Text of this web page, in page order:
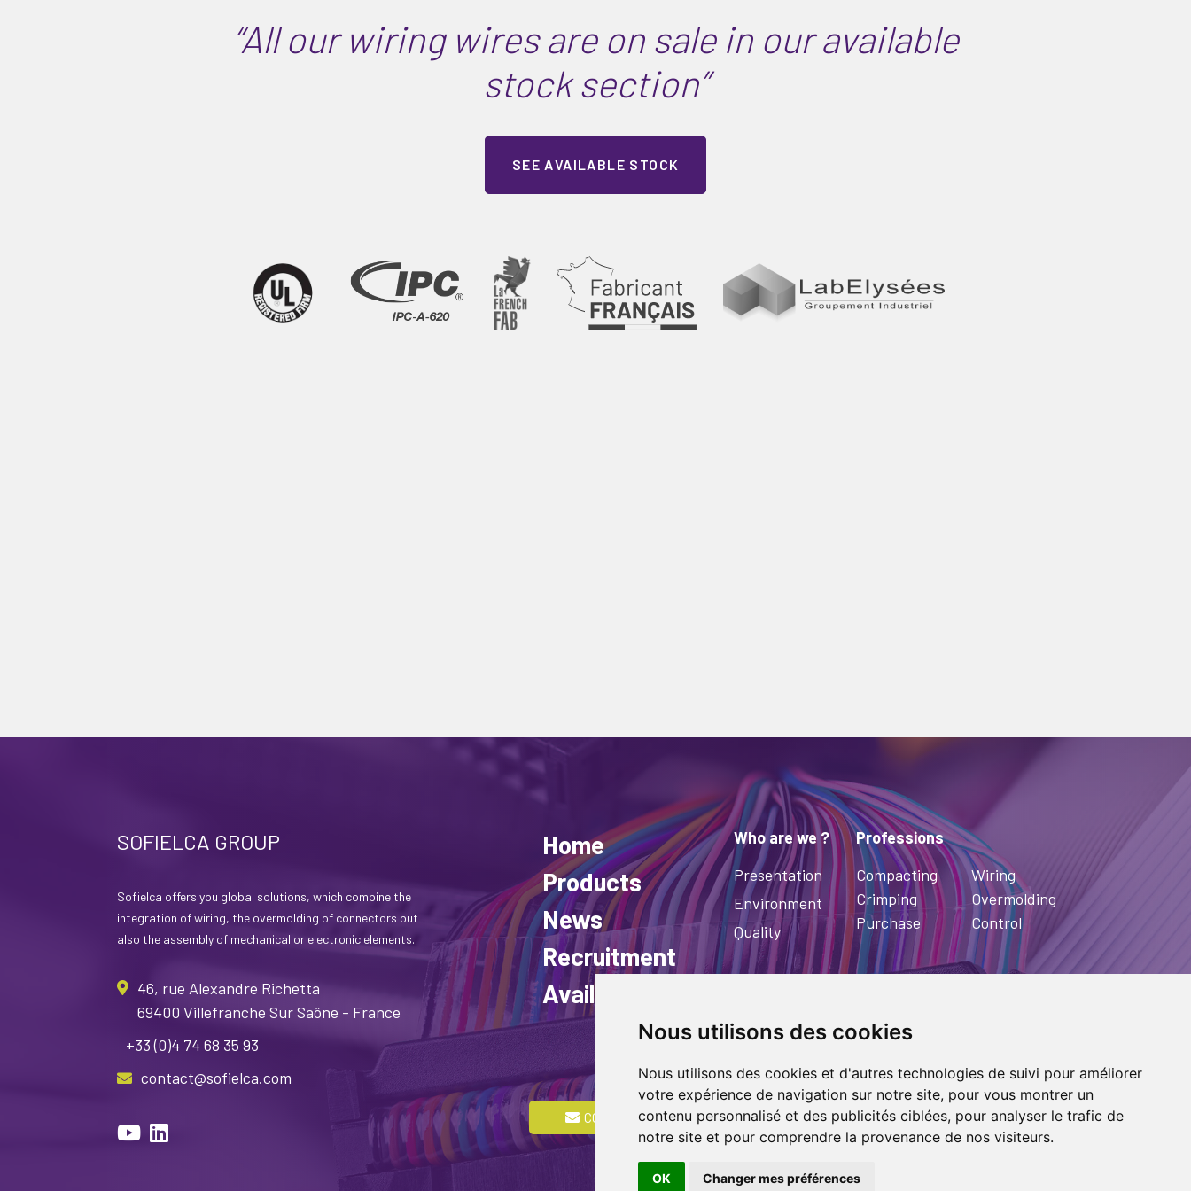
Nous utilisons des cookies
Nous utilisons des cookies et d'autres technologies de suivi pour améliorer
votre expérience de navigation sur notre site, pour vous montrer un
contenu personnalisé et des publicités ciblées, pour analyser le trafic de
notre site et pour comprendre la provenance de nos visiteurs.
OK Changer mes préférences
“All our wiring wires are on sale in our available
stock section”
SEE AVAILABLE STOCK
SOFIELCA GROUP
Sofielca offers you global solutions, which combine the
integration of wiring, the overmolding of connectors but
also the assembly of mechanical or electronic elements.
46, rue Alexandre Richetta
69400 Villefranche Sur Saône - France
+33 (0)4 74 68 35 93
contact@sofielca.com
Home
Products
News
Recruitment
Available stock
Who are we ?
Presentation
Environment
Quality
Professions
Compacting
Wiring
Crimping
Overmolding
Purchase
Control
CONTACT US © COPYRIGHT 2022 SOFIELCA| ALL RIGHTS
RESERVED | LEGALS|SITEMAP PAGE| MADE IN
BYASB DIGITAL